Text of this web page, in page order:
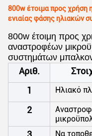
800w έτοιμα προς χρήση
ενιαίας φάσης ηλιακών
800w έτοιμη προς
αναστροφέων
συστημάτων
Αριθ.
1
Ηλιακό
2
Να